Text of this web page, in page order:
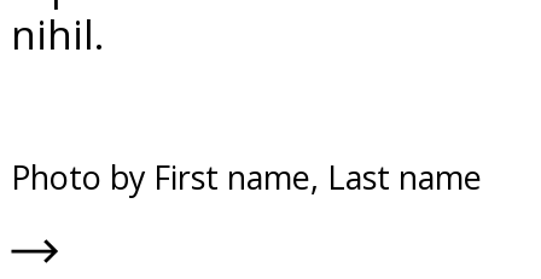
nihil.
Photo by First name, Last name